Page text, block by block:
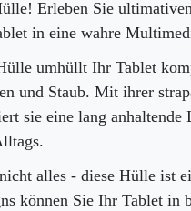
Erleben Sie
in eine wahre
umhüllt Ihr Tablet
und Staub. Mit ihrer
sie eine lang
alles - diese Hülle ist
können Sie Ihr Tablet in